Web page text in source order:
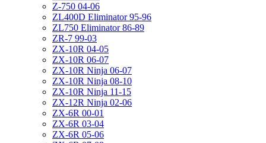
Z-750 04-06
ZL400D Eliminator 95-96
ZL750 Eliminator 86-89
ZR-7 99-03
ZX-10R 04-05
ZX-10R 06-07
ZX-10R Ninja 06-07
ZX-10R Ninja 08-10
ZX-10R Ninja 11-15
ZX-12R Ninja 02-06
ZX-6R 00-01
ZX-6R 03-04
ZX-6R 05-06